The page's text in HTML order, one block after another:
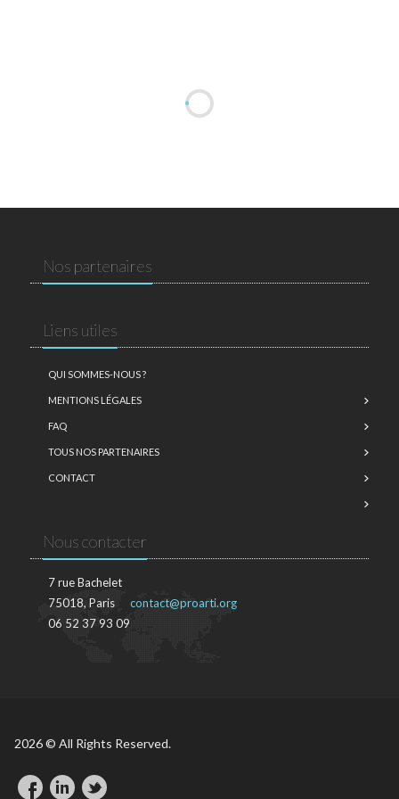
Nos partenaires
Liens utiles
QUI SOMMES-NOUS ?
MENTIONS LÉGALES
FAQ
TOUS NOS PARTENAIRES
CONTACT
Nous contacter
7 rue Bachelet
75018, Paris
06 52 37 93 09
contact@proarti.org
2026 © All Rights Reserved.